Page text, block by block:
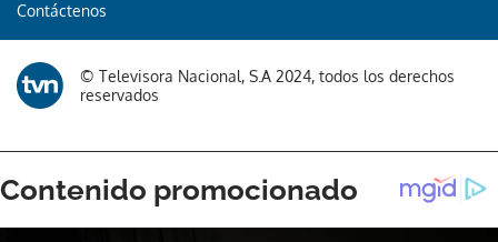
Contáctenos
© Televisora Nacional, S.A 2024, todos los derechos
reservados